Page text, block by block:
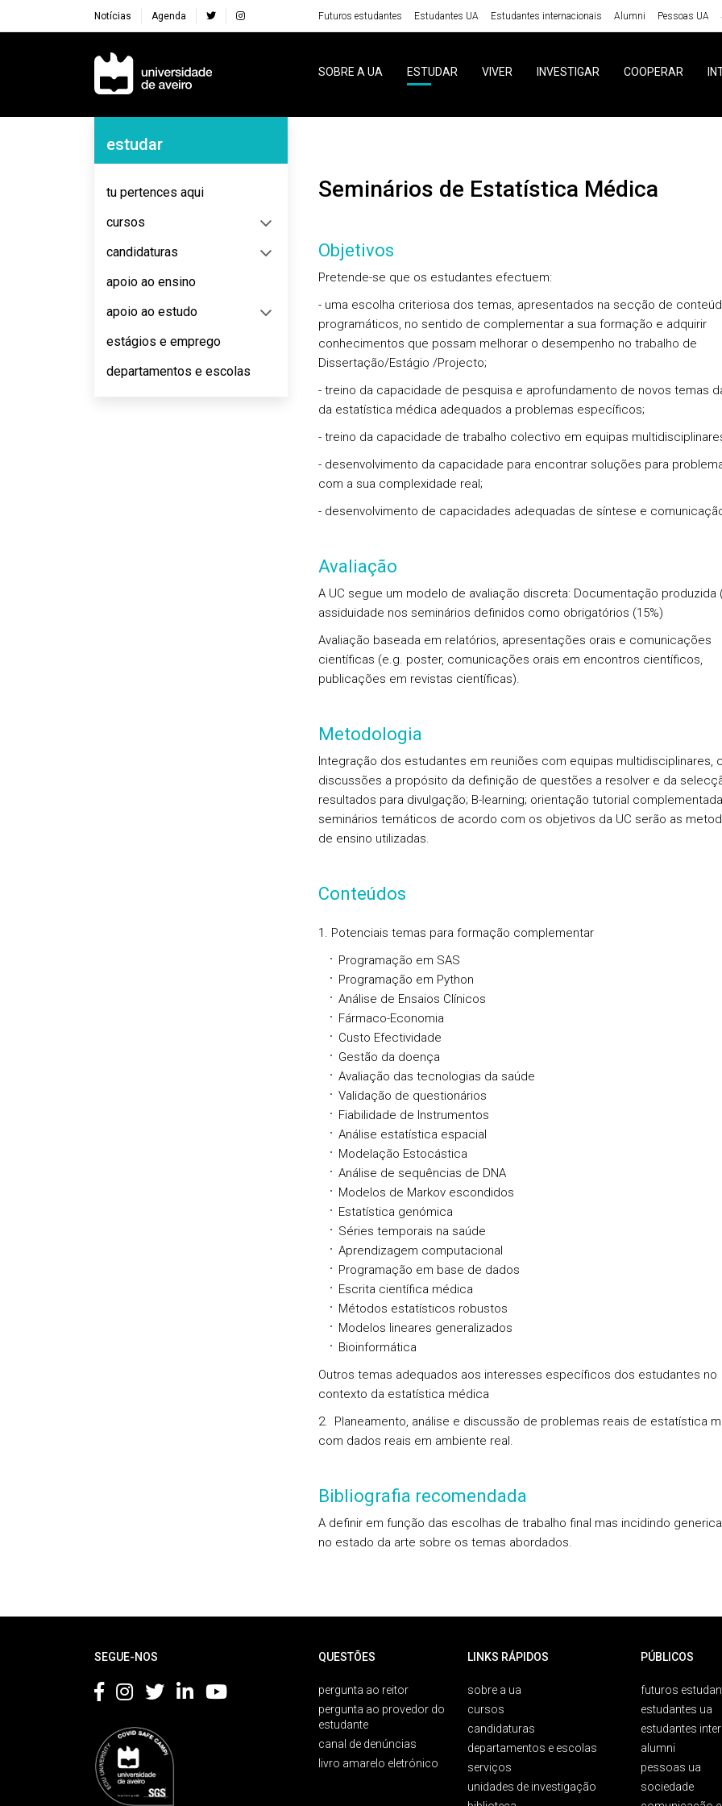
Notícias Agenda Futuros estudantes Estudantes UA Estudantes internacionais Alumni Pessoas UA
Navegação Principal
SOBRE A UA ESTUDAR VIVER INVESTIGAR COOPERAR
Navegação Lateral
estudar
tu pertences aqui
cursos
candidaturas
apoio ao ensino
apoio ao estudo
estágios e emprego
departamentos e escolas
Seminários de Estatística Médica
Objetivos
Pretende-se que os estudantes efectuem:
- uma escolha criteriosa dos temas, apresentados na secção de
programáticos, no sentido de complementar a sua formação e adquirir
conhecimentos que possam melhorar o desempenho no trabalho de
Dissertação/Estágio /Projecto;
- treino da capacidade de pesquisa e aprofundamento de novos temas
da estatística médica adequados a problemas específicos;
- treino da capacidade de trabalho colectivo em equipas
- desenvolvimento da capacidade para encontrar soluções para
com a sua complexidade real;
- desenvolvimento de capacidades adequadas de síntese e
Avaliação
A UC segue um modelo de avaliação discreta: Documentação produzida
assiduidade nos seminários definidos como obrigatórios (15%)
Avaliação baseada em relatórios, apresentações orais e comunicações
científicas (e.g. poster, comunicações orais em encontros científicos,
publicações em revistas científicas).
Metodologia
Integração dos estudantes em reuniões com equipas multidisciplinares,
discussões a propósito da definição de questões a resolver e da
resultados para divulgação; B-learning; orientação tutorial
seminários temáticos de acordo com os objetivos da UC serão as
de ensino utilizadas.
Conteúdos
1. Potenciais temas para formação complementar
Programação em SAS
Programação em Python
Análise de Ensaios Clínicos
Fármaco-Economia
Custo Efectividade
Gestão da doença
Avaliação das tecnologias da saúde
Validação de questionários
Fiabilidade de Instrumentos
Análise estatística espacial
Modelação Estocástica
Análise de sequências de DNA
Modelos de Markov escondidos
Estatística genómica
Séries temporais na saúde
Aprendizagem computacional
Programação em base de dados
Escrita científica médica
Métodos estatísticos robustos
Modelos lineares generalizados
Bioinformática
Outros temas adequados aos interesses específicos dos estudantes no
contexto da estatística médica
2. Planeamento, análise e discussão de problemas reais de estatística
com dados reais em ambiente real.
Bibliografia recomendada
A definir em função das escolhas de trabalho final mas incidindo
no estado da arte sobre os temas abordados.
SEGUE-NOS QUESTÕES
pergunta ao reitor
pergunta ao provedor do
estudante
canal de denúncias
livro amarelo eletrónico
LINKS RÁPIDOS
sobre a ua
cursos
candidaturas
departamentos e escolas
serviços
unidades de investigação
PÚBLICOS
futuros
estudantes ua
estudantes
alumni
pessoas ua
sociedade